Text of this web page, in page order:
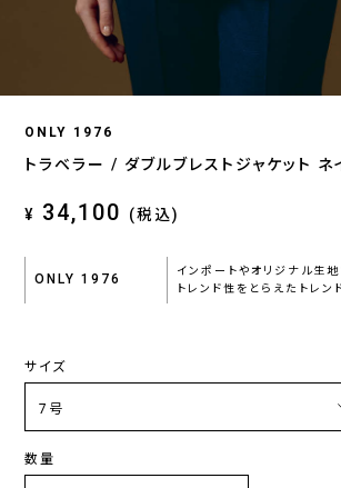
ONLY 1976
トラベラー / ダブルブレストジャケット ネ
¥ 34,100 (税込)
ONLY 1976
インポートやオリジナル生地
トレンド性をとらえたトレン
サイズ
数量